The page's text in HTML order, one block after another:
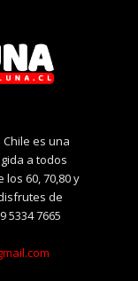
es una
a todos
60, 70,80 y
de
5334 7665